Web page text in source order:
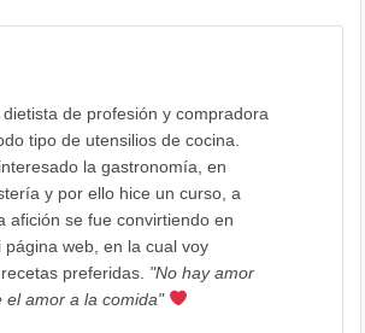
de profesión y compradora
tipo de utensilios de cocina.
la gastronomía, en
y por ello hice un curso, a
afición se fue convirtiendo en
página web, en la cual voy
preferidas. "No hay amor
el amor a la comida"